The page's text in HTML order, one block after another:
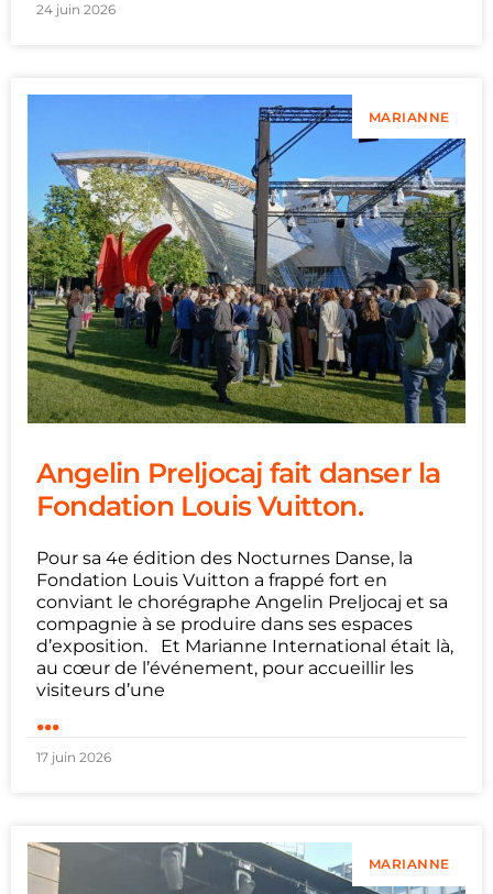
24 juin 2026
MARIANNE
Angelin Preljocaj fait danser la
Fondation Louis Vuitton.
Pour sa 4e édition des Nocturnes Danse, la
Fondation Louis Vuitton a frappé fort en
conviant le chorégraphe Angelin Preljocaj et sa
compagnie à se produire dans ses espaces
d’exposition. Et Marianne International était là,
au cœur de l’événement, pour accueillir les
visiteurs d’une
...
17 juin 2026
MARIANNE